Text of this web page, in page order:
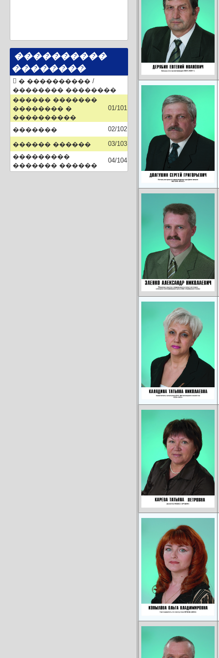
����������
��������
� ���������� /
�������� ��������
������ �������
�������� �
����������
01/101
������� 02/102
������ ������
03/103
���������
������� ������
04/104